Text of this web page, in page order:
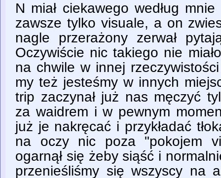
N miał ciekawego według
zawsze tylko visuale, a on
nagle przerażony zerwał
Oczywiście nic takiego nie
na chwile w innej
my też jesteśmy w innych
trip zaczynał już nas męczyć
za waidrem i w pewnym
już je nakręcać i przykładać
na oczy nic poza "pokojem
ogarnął się żeby siąść i
przenieśliśmy się wszyscy na